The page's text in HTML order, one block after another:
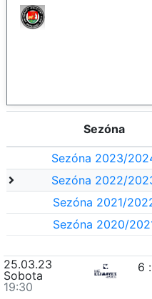
Sezóna
Sezóna 2023/
Sezóna 2022/
Sezóna 2021/
Sezóna 2020/
25.03.23
Sobota
19:30
6 :